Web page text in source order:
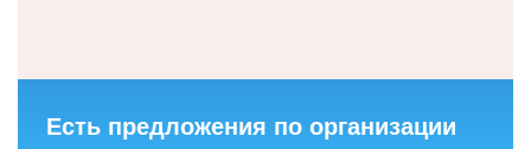
Есть предложения по организации